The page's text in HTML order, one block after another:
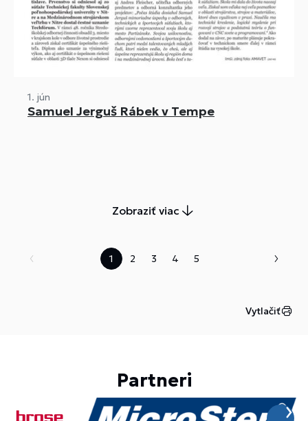
1. jún
Samuel Jerguš Rábek v Tempe
Zobraziť viac
1 2 3 4 5
Vytlačiť
Partneri